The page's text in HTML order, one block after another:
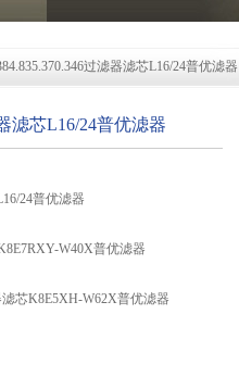
过滤器滤芯L16/24普优滤器
滤芯L16/24普优滤器
24普优滤器
W40X普优滤器
芯K8E5XH-W62X普优滤器
普优滤器6370462